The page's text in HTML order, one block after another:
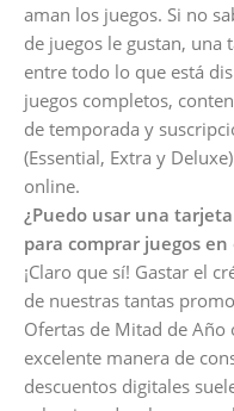
aman los juegos. Si no
de juegos le gustan, una
entre todo lo que está
juegos completos,
de temporada y
(Essential, Extra y
online.
¿Puedo usar una
para comprar juegos en
¡Claro que sí! Gastar el
de nuestras tantas
Ofertas de Mitad de Año
excelente manera de
descuentos digitales